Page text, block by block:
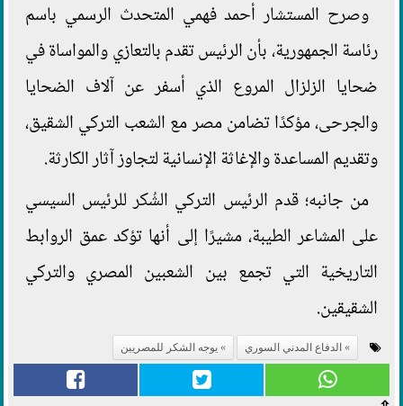
وصرح المستشار أحمد فهمي المتحدث الرسمي باسم
رئاسة الجمهورية، بأن الرئيس تقدم بالتعازي والمواساة في
ضحايا الزلزال المروع الذي أسفر عن آلاف الضحايا
والجرحى، مؤكدًا تضامن مصر مع الشعب التركي الشقيق،
وتقديم المساعدة والإغاثة الإنسانية لتجاوز آثار الكارثة.
من جانبه؛ قدم الرئيس التركي الشُكر للرئيس السيسي
على المشاعر الطيبة، مشيرًا إلى أنها تؤكد عمق الروابط
التاريخية التي تجمع بين الشعبين المصري والتركي
الشقيقين.
الدفاع المدني السوري يوجه الشكر للمصريين